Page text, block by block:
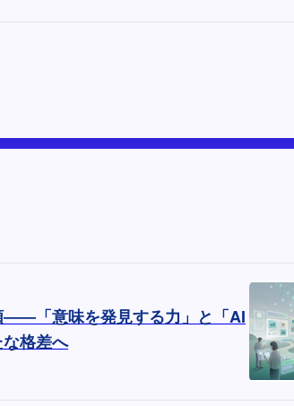
――「意味を発見する力」と「AI
格差へ